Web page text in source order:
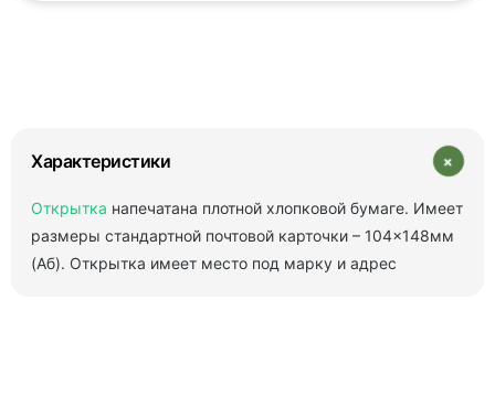
Характеристики +
Открытка напечатана плотной хлопковой бумаге. Имеет
размеры стандартной почтовой карточки – 104×148мм
(Аб). Открытка имеет место под марку и адрес